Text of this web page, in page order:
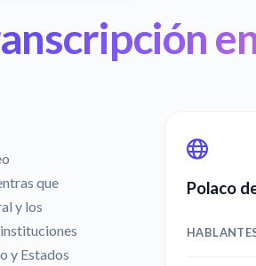
que
y los
y Estados
Polaco